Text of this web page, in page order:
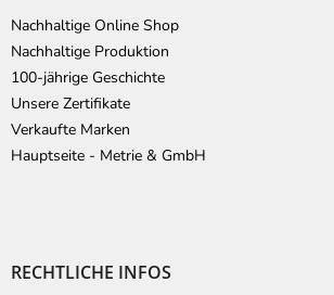
Nachhaltige Online Shop
Nachhaltige Produktion
100-jährige Geschichte
Unsere Zertifikate
Verkaufte Marken
Hauptseite - Metrie & GmbH
RECHTLICHE INFOS